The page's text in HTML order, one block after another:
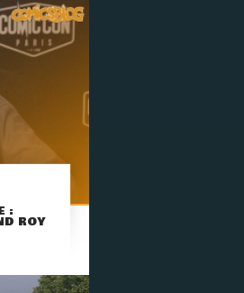
:
ROY